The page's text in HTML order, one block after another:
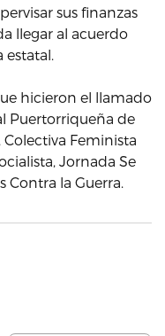
sus finanzas
llegar al acuerdo
hicieron el llamado
Puertorriqueña de
Feminista
Jornada Se
Contra la Guerra.